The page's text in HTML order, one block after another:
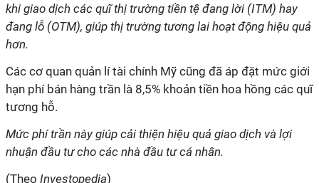
khi giao dịch các quĩ thị trường tiền tệ đang lời (ITM) hay
đang lỗ (OTM), giúp thị trường tương lai hoạt động hiệu quả
hơn.
Các cơ quan quản lí tài chính Mỹ cũng đã áp đặt mức giới
hạn phí bán hàng trần là 8,5% khoản tiền hoa hồng các quĩ
tương hỗ.
Mức phí trần này giúp cải thiện hiệu quả giao dịch và lợi
nhuận đầu tư cho các nhà đầu tư cá nhân.
(Theo Investopedia)